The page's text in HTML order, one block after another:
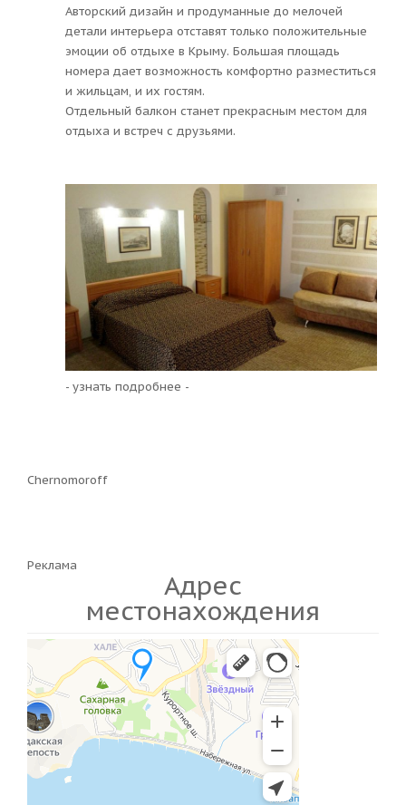
Авторский дизайн и продуманные до мелочей
детали интерьера отставят только положительные
эмоции об отдыхе в Крыму. Большая площадь
номера дает возможность комфортно разместиться
и жильцам, и их гостям.
Отдельный балкон станет прекрасным местом для
отдыха и встреч с друзьями.
- узнать подробнее -
Chernomoroff
Реклама
Адрес
местонахождения